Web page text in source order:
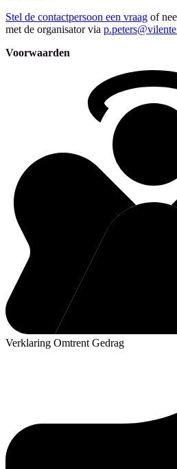
Stel de contactpersoon een vraag of
met de organisator via
Voorwaarden
Verklaring Omtrent Gedrag